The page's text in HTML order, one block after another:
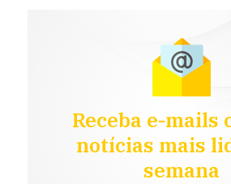
Receba e-mails
notícias mais
semana